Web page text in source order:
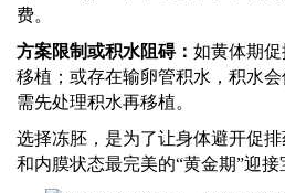
费。
方案限制或积水阻碍： 如黄体期
移植；或存在输卵管积水，积水会
需先处理积水再移植。
选择冻胚，是为了让身体避开促
和内膜状态最完美的“黄金期”迎接